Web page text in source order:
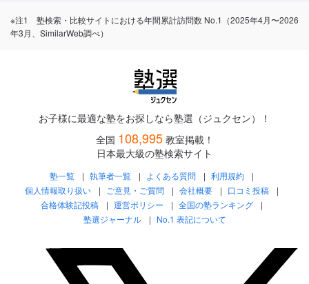
※注1 塾検索・比較サイトにおける年間累計訪問数 No.1（2025年4月〜2026
年3月、SimilarWeb調べ）
お子様に最適な塾をお探しなら塾選（ジュクセン）！
全国 108,995 教室掲載！
日本最大級の塾検索サイト
塾一覧 執筆者一覧 よくある質問
利用規約
個人情報取り扱い
ご意見・ご質問 会社概要
口コミ投稿
合格体験記投稿
運営ポリシー
全国の塾ランキング
塾選ジャーナル
No.1 表記について